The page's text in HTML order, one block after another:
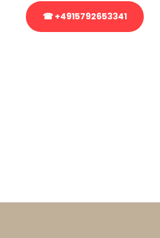
☎ +4915792653341